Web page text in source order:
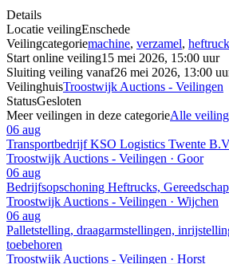
Details
Locatie veilingEnschede
Veilingcategoriemachine, verzamel, heftruck
Start online veiling15 mei 2026, 15:00 uur
Sluiting veiling vanaf26 mei 2026, 13:00
VeilinghuisTroostwijk Auctions - Veilingen
StatusGesloten
Meer veilingen in deze categorieAlle
06 aug
Transportbedrijf KSO Logistics Twente
Troostwijk Auctions - Veilingen · Goor
06 aug
Bedrijfsopschoning Heftrucks,
Troostwijk Auctions - Veilingen · Wijchen
06 aug
Palletstelling, draagarmstellingen,
toebehoren
Troostwijk Auctions - Veilingen · Horst